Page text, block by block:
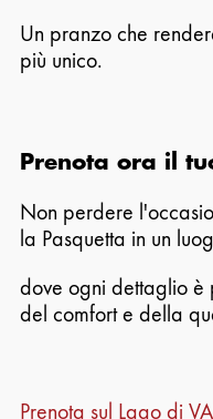
Un pranzo che
più unico.
Prenota ora il
Non perdere
la Pasquetta in un
dove ogni dettaglio è
del comfort e della
Prenota sul Lago di